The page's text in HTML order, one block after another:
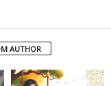
AUTHOR